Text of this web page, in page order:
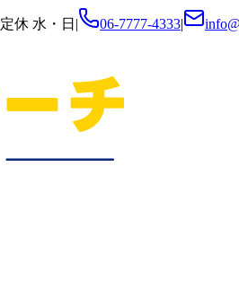
定休 水・日 | 06-7777-4333|